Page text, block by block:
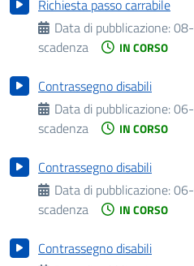
Richiesta passo carrabile
Data di pubblicazione:
scadenza
IN CORSO
Contrassegno disabili
Data di pubblicazione:
scadenza
IN CORSO
Contrassegno disabili
Data di pubblicazione:
scadenza
IN CORSO
Contrassegno disabili